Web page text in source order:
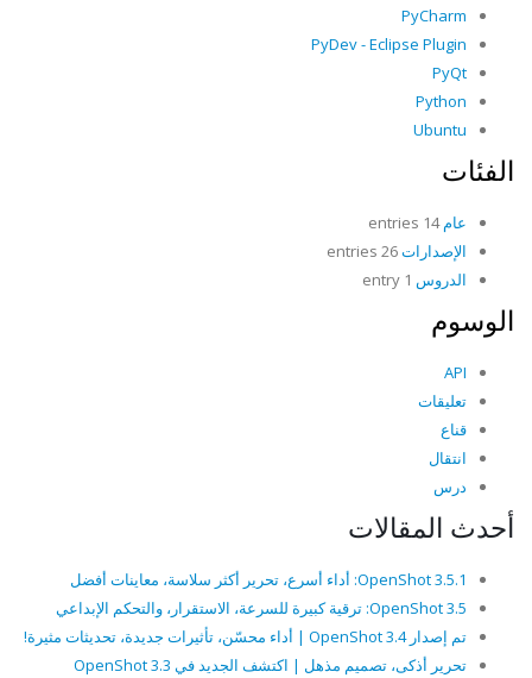
PyCharm
PyDev - Eclipse Plugin
PyQt
Python
Ubuntu
الفئات
عام14 entries
الإصدارات
الدروس
الوسوم
API
تعليقات
قناع
انتقال
درس
أحدث المقالات
OpenShot 3.5.1: أداء أسرع، تحرير أكثر سلاسة، معاينات أفضل
OpenShot 3.5: ترقية كبيرة للسرعة، الاستقرار، والتحكم الإبداعي
تم إصدار OpenShot 3.4 | أداء محسّن، تأثيرات جديدة، تحديثات مثيرة!
تحرير أذكى، تصميم مذهل | اكتشف الجديد في OpenShot 3.3